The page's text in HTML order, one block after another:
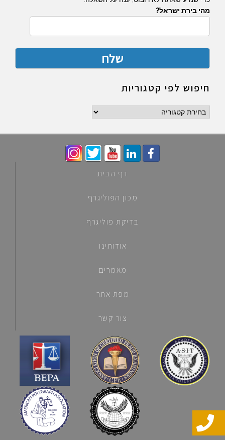
מהי בירת ישראל?
חיפוש לפי קטגוריות
חיפוש
קטגוריות
דף הבית
מכון הפוליגרף
בדיקת פוליגרף
אודותינו
מאמרים
מפת אתר
צור קשר